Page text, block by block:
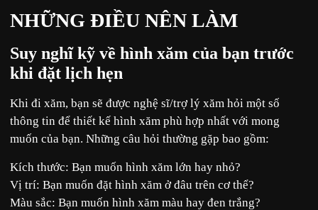
NHỮNG ĐIỀU NÊN LÀM
Suy nghĩ kỹ về hình xăm của bạn trước
khi đặt lịch hẹn
Khi đi xăm, bạn sẽ được nghệ sĩ/trợ lý xăm hỏi một số
thông tin để thiết kế hình xăm phù hợp nhất với mong
muốn của bạn. Những câu hỏi thường gặp bao gồm:
Kích thước: Bạn muốn hình xăm lớn hay nhỏ?
Vị trí: Bạn muốn đặt hình xăm ở đâu trên cơ thể?
Màu sắc: Bạn muốn hình xăm màu hay đen trắng?